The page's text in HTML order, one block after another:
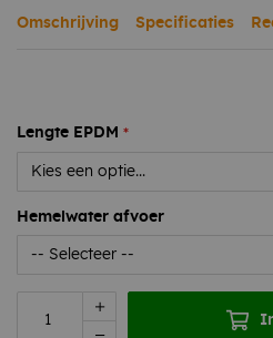
Omschrijving Specificaties
Lengte EPDM
Hemelwater afvoer